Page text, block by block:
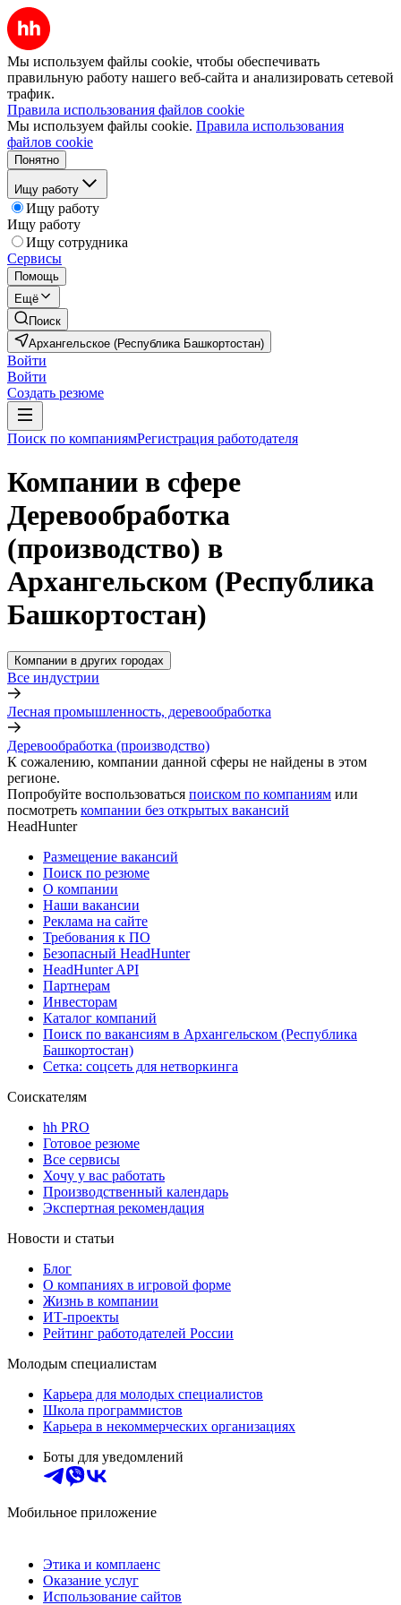
Мы используем файлы cookie, чтобы обеспечивать
правильную работу нашего веб-сайта и анализировать сетевой
трафик.
Правила использования файлов cookie
Мы используем файлы cookie. Правила использования
файлов cookie
Понятно
Ищу работу
Ищу работу
Ищу работу
Ищу сотрудника
Сервисы
Помощь
Ещё
Поиск
Архангельское (Республика Башкортостан)
Войти
Войти
Создать резюме
Поиск по компаниямРегистрация работодателя
Компании в сфере
Деревообработка
(производство) в
Архангельском (Республика
Башкортостан)
Компании в других городах
Все индустрии
Лесная промышленность, деревообработка
Деревообработка (производство)
К сожалению, компании данной сферы не найдены в этом
регионе.
Попробуйте воспользоваться поиском по компаниям или
посмотреть компании без открытых вакансий
HeadHunter
Размещение вакансий
Поиск по резюме
О компании
Наши вакансии
Реклама на сайте
Требования к ПО
Безопасный HeadHunter
HeadHunter API
Партнерам
Инвесторам
Каталог компаний
Поиск по вакансиям в Архангельском (Республика
Башкортостан)
Сетка: соцсеть для нетворкинга
Соискателям
hh PRO
Готовое резюме
Все сервисы
Хочу у вас работать
Производственный календарь
Экспертная рекомендация
Новости и статьи
Блог
О компаниях в игровой форме
Жизнь в компании
ИТ-проекты
Рейтинг работодателей России
Молодым специалистам
Карьера для молодых специалистов
Школа программистов
Карьера в некоммерческих организациях
Боты для уведомлений
Мобильное приложение
Этика и комплаенс
Оказание услуг
Использование сайтов